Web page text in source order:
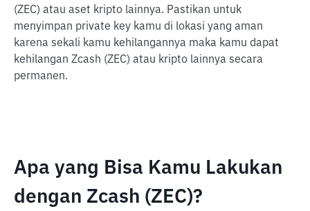
(ZEC) atau aset kripto lainnya. Pastikan untuk
menyimpan private key kamu di lokasi yang aman
karena sekali kamu kehilangannya maka kamu dapat
kehilangan Zcash (ZEC) atau kripto lainnya secara
permanen.
Apa yang Bisa Kamu Lakukan
dengan Zcash (ZEC)?